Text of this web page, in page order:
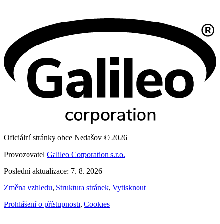
Oficiální stránky obce Nedašov © 2026
Provozovatel Galileo Corporation s.r.o.
Poslední aktualizace: 7. 8. 2026
Změna vzhledu, Struktura stránek, Vytisknout
Prohlášení o přístupnosti, Cookies